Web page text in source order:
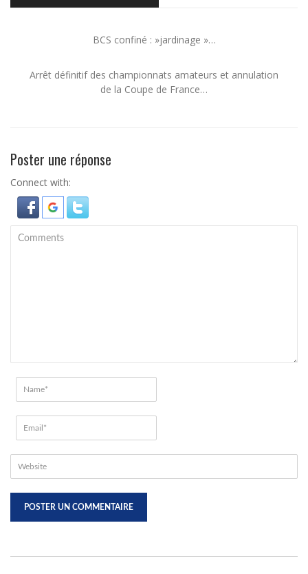
BCS confiné : »jardinage »…
Arrêt définitif des championnats amateurs et annulation
de la Coupe de France…
Poster une réponse
Connect with: